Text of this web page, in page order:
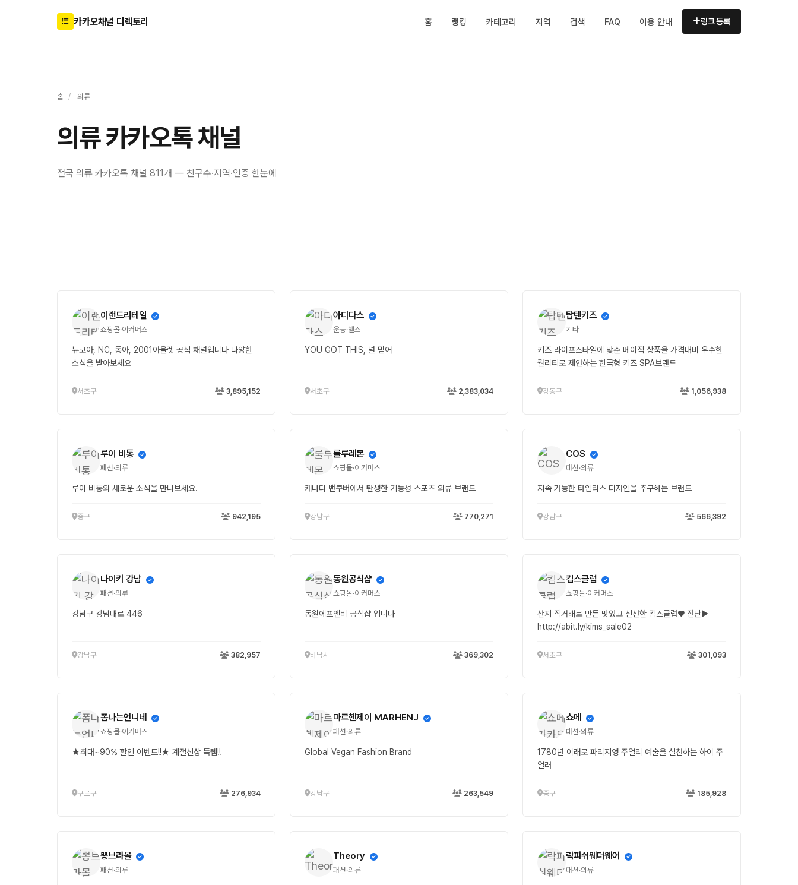
카카오채널 디렉토리 홈 랭킹 카테고리 지역 검색 FAQ 이용 안내 링크 등록
홈 / 의류
의류 카카오톡 채널
전국 의류 카카오톡 채널 811개 — 친구수·지역·인증 한눈에
이랜드리테일
쇼핑몰·이커머스
뉴코아, NC, 동아, 2001아울렛 공식 채널입니다 다양한
소식을 받아보세요
서초구 3,895,152
아디다스
운동·헬스
YOU GOT THIS, 널 믿어
서초구 2,383,034
탑텐키즈
기타
키즈 라이프스타일에 맞춘 베이직 상품을 가격대비 우수한
퀄리티로 제안하는 한국형 키즈 SPA브랜드
강동구 1,056,938
루이 비통
패션·의류
루이 비통의 새로운 소식을 만나보세요.
중구 942,195
룰루레몬
쇼핑몰·이커머스
캐나다 밴쿠버에서 탄생한 기능성 스포츠 의류 브랜드
강남구 770,271
COS
패션·의류
지속 가능한 타임리스 디자인을 추구하는 브랜드
강남구 566,392
나이키 강남
패션·의류
강남구 강남대로 446
강남구 382,957
동원공식샵
쇼핑몰·이커머스
동원에프엔비 공식샵 입니다
하남시 369,302
킴스클럽
쇼핑몰·이커머스
산지 직거래로 만든 맛있고 신선한 킴스클럽♥ 전단▶
http://abit.ly/kims_sale02
서초구 301,093
폼나는언니네
쇼핑몰·이커머스
★최대~90% 할인 이벤트!!★ 계절신상 득템!!
구로구 276,934
마르헨제이 MARHENJ
패션·의류
Global Vegan Fashion Brand
강남구 263,549
쇼메
패션·의류
1780년 이래로 파리지앵 주얼리 예술을 실천하는 하이 주
얼러
중구 185,928
뽕브라몰
패션·의류
Theory
패션·의류
락피쉬웨더웨어
패션·의류